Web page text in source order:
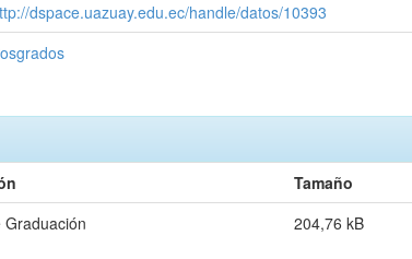
dspace.uazuay.edu.ec/handle/datos/10393
Tamaño
204,76 kB